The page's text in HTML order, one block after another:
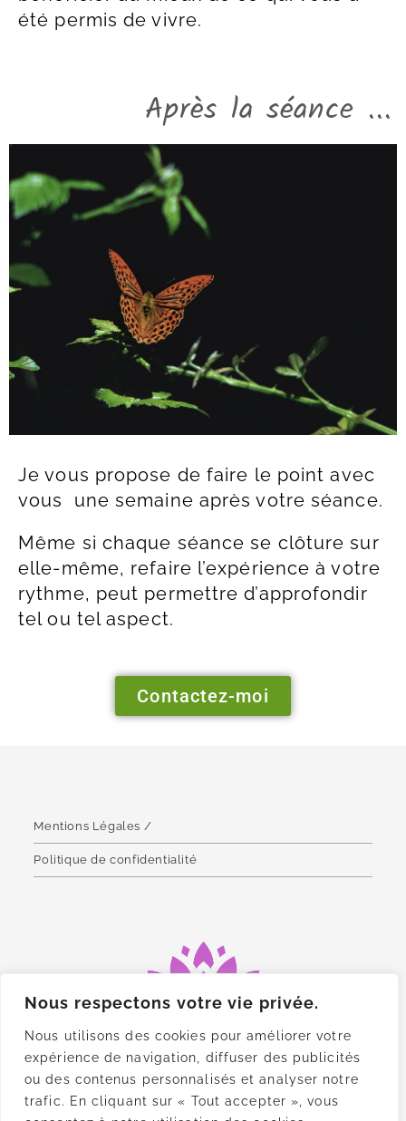
Nous respectons votre vie privée.
Nous utilisons des cookies pour améliorer votre
expérience de navigation, diffuser des publicités
ou des contenus personnalisés et analyser notre
trafic. En cliquant sur « Tout accepter », vous
été permis de vivre.
Après la séance ...
Je vous propose de faire le point avec
vous une semaine après votre séance.
Même si chaque séance se clôture sur
elle-même, refaire l’expérience à votre
rythme, peut permettre d’approfondir
tel ou tel aspect.
Contactez-moi
Mentions Légales /
Politique de confidentialité
ME CONTACTER